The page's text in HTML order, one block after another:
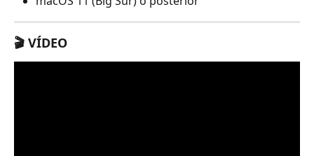
🎬 VÍDEO